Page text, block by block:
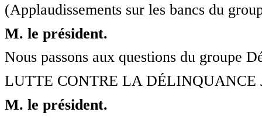
(Applaudissements sur les bancs du
M. le président.
Nous passons aux questions du groupe
LUTTE CONTRE LA DÉLINQUANCE
M. le président.